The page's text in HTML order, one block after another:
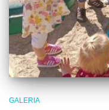
GALERIA